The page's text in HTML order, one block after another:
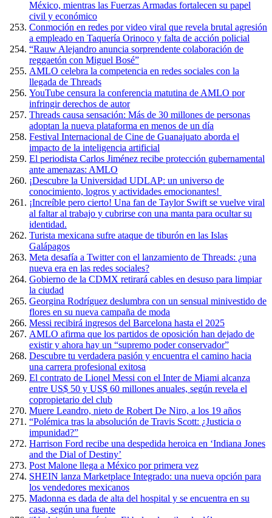
México, mientras las Fuerzas Armadas fortalecen su papel
civil y económico
Conmoción en redes por video viral que revela brutal agresión
a empleado en Taquería Orinoco y falta de acción policial
“Rauw Alejandro anuncia sorprendente colaboración de
reggaetón con Miguel Bosé”
AMLO celebra la competencia en redes sociales con la
llegada de Threads
YouTube censura la conferencia matutina de AMLO por
infringir derechos de autor
Threads causa sensación: Más de 30 millones de personas
adoptan la nueva plataforma en menos de un día
Festival Internacional de Cine de Guanajuato aborda el
impacto de la inteligencia artificial
El periodista Carlos Jiménez recibe protección gubernamental
ante amenazas: AMLO
¡Descubre la Universidad UDLAP: un universo de
conocimiento, logros y actividades emocionantes!
¡Increíble pero cierto! Una fan de Taylor Swift se vuelve viral
al faltar al trabajo y cubrirse con una manta para ocultar su
identidad.
Turista mexicana sufre ataque de tiburón en las Islas
Galápagos
Meta desafía a Twitter con el lanzamiento de Threads: ¿una
nueva era en las redes sociales?
Gobierno de la CDMX retirará cables en desuso para limpiar
la ciudad
Georgina Rodríguez deslumbra con un sensual minivestido de
flores en su nueva campaña de moda
Messi recibirá ingresos del Barcelona hasta el 2025
AMLO afirma que los partidos de oposición han dejado de
existir y ahora hay un “supremo poder conservador”
Descubre tu verdadera pasión y encuentra el camino hacia
una carrera profesional exitosa
El contrato de Lionel Messi con el Inter de Miami alcanza
entre US$ 50 y US$ 60 millones anuales, según revela el
copropietario del club
Muere Leandro, nieto de Robert De Niro, a los 19 años
“Polémica tras la absolución de Travis Scott: ¿Justicia o
impunidad?”
Harrison Ford recibe una despedida heroica en ‘Indiana Jones
and the Dial of Destiny’
Post Malone llega a México por primera vez
SHEIN lanza Marketplace Integrado: una nueva opción para
los vendedores mexicanos
Madonna es dada de alta del hospital y se encuentra en su
casa, según una fuente